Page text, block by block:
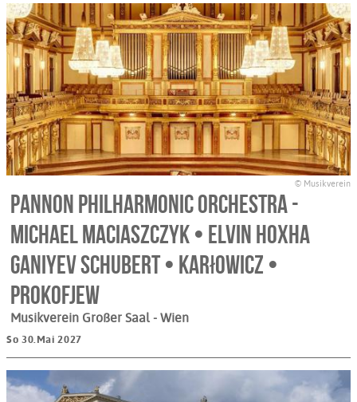
© Musikverein
Pannon Philharmonic Orchestra -
Michael Maciaszczyk • Elvin Hoxha
Ganiyev Schubert • Karłowicz •
Prokofjew
Musikverein Großer Saal - Wien
So 30.Mai 2027